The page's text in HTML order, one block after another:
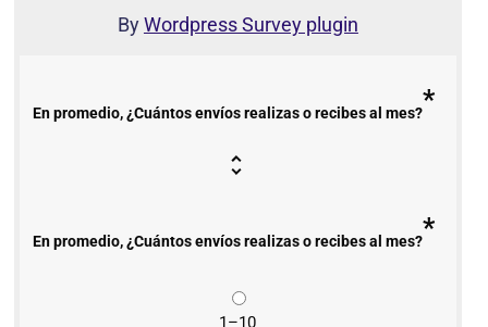
ByWordpress Survey plugin
En promedio, ¿Cuántos envíos realizas o recibes al mes?*
En promedio, ¿Cuántos envíos realizas o recibes al mes?*
1–10